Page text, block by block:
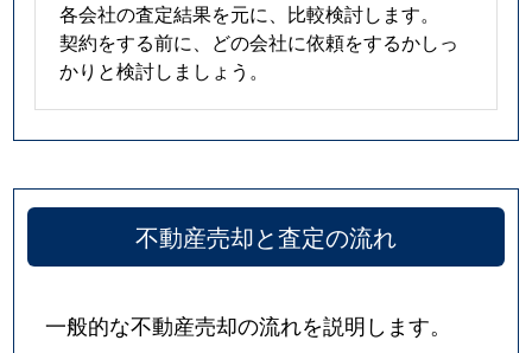
各会社の査定結果を元に、比較検討します。
契約をする前に、どの会社に依頼をするかしっ
かりと検討しましょう。
不動産売却と査定の流れ
一般的な不動産売却の流れを説明します。